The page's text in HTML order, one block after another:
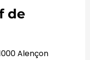
de
Alençon